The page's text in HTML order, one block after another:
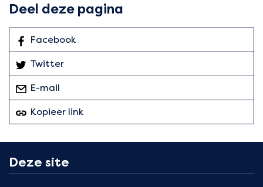
Deel deze pagina
Facebook: Deel deze pagina
Twitter
E-mail
Kopieer linkvan deze pagina
Deze site